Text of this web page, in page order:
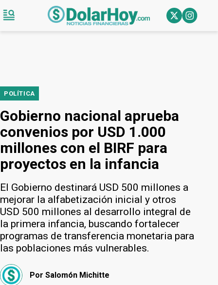
POLÍTICA
Gobierno nacional aprueba
convenios por USD 1.000
millones con el BIRF para
proyectos en la infancia
El Gobierno destinará USD 500 millones a
mejorar la alfabetización inicial y otros
USD 500 millones al desarrollo integral de
la primera infancia, buscando fortalecer
programas de transferencia monetaria para
las poblaciones más vulnerables.
Por Salomón Michitte